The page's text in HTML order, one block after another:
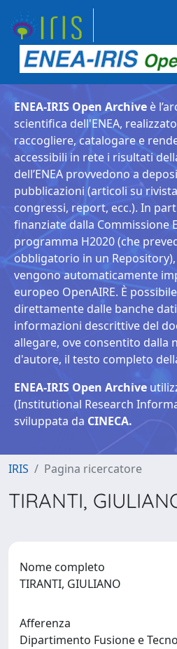
ENEA-IRIS Open Archive è
scientifica dell'ENEA,
raccogliere, catalogare e
accessibili in rete i risultati
dell’ENEA provvedono a
pubblicazioni (articoli su
congressi, report, ecc.). In
finanziate dalla Commissione
programma H2020 (che
obbligatorio in un
vengono automaticamente
europeo OpenAIRE. È
direttamente dalle banche
informazioni descrittive del
allegare, ove consentito dalla
d'autore, il testo completo
ENEA-IRIS Open Archive
(Institutional Research
sviluppata da CINECA.
IRIS Pagina ricercatore
TIRANTI,
Nome completo
TIRANTI, GIULIANO
Afferenza
Dipartimento Fusione e